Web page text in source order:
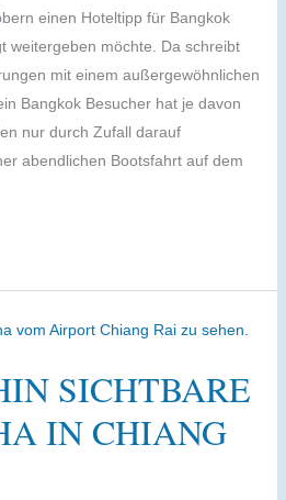
einen Hoteltipp für Bangkok
weitergeben möchte. Da schreibt
mit einem außergewöhnlichen
Bangkok Besucher hat je davon
nur durch Zufall darauf
abendlichen Bootsfahrt auf dem
SICHTBARE
IN CHIANG